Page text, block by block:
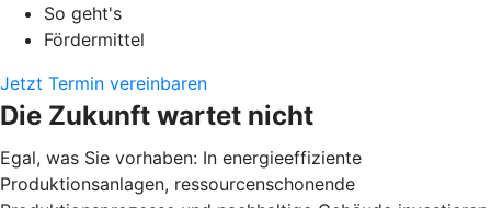
So geht's
Fördermittel
Jetzt Termin vereinbaren
Die Zukunft wartet nicht
Egal, was Sie vorhaben: In energieeffiziente
Produktionsanlagen, ressourcenschonende